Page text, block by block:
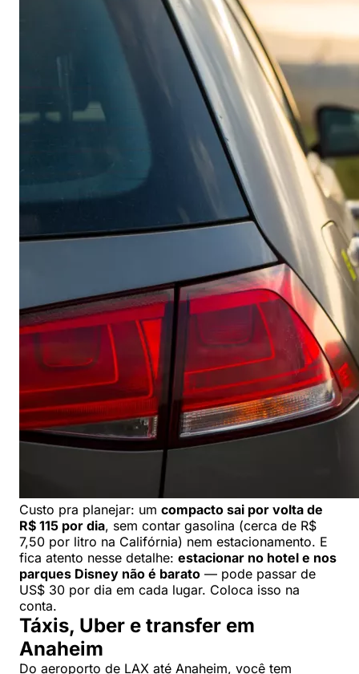
Custo pra planejar: um compacto sai por volta de
R$ 115 por dia, sem contar gasolina (cerca de R$
7,50 por litro na Califórnia) nem estacionamento. E
fica atento nesse detalhe: estacionar no hotel e nos
parques Disney não é barato — pode passar de
US$ 30 por dia em cada lugar. Coloca isso na
conta.
Táxis, Uber e transfer em
Anaheim
Do aeroporto de LAX até Anaheim, você tem